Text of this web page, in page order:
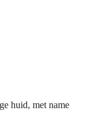
huid, met name